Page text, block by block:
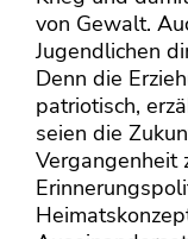
von Gewalt.
Jugendlichen
Denn die
patriotisch,
seien die
Vergangenheit